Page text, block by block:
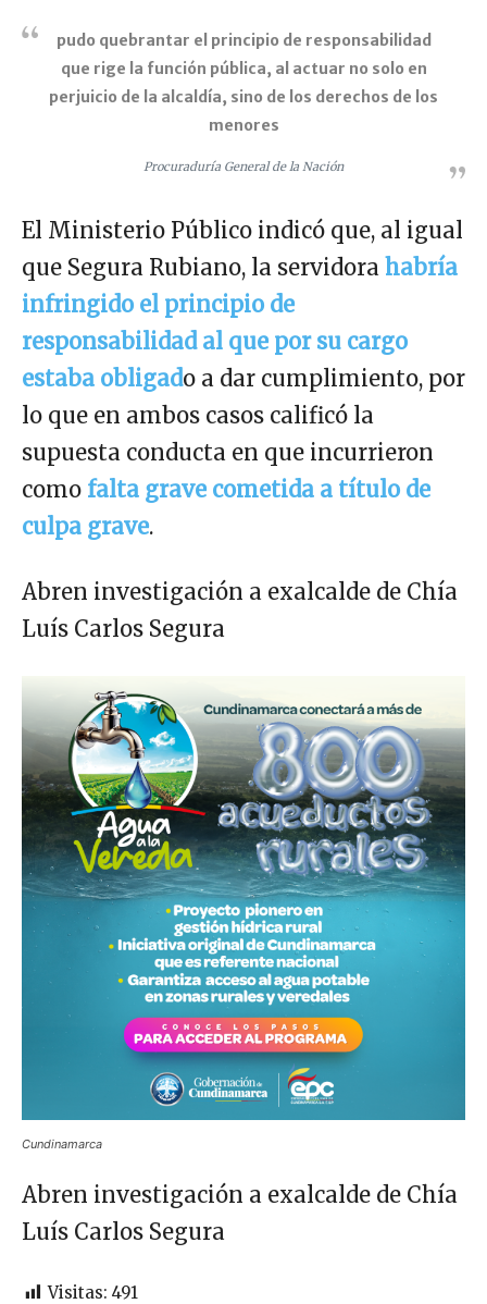
pudo quebrantar el principio de responsabilidad
que rige la función pública, al actuar no solo en
perjuicio de la alcaldía, sino de los derechos de los
menores
Procuraduría General de la Nación
El Ministerio Público indicó que, al igual
que Segura Rubiano, la servidora habría
infringido el principio de
responsabilidad al que por su cargo
estaba obligado a dar cumplimiento, por
lo que en ambos casos calificó la
supuesta conducta en que incurrieron
como falta grave cometida a título de
culpa grave.
Abren investigación a exalcalde de Chía
Luís Carlos Segura
Cundinamarca
Abren investigación a exalcalde de Chía
Luís Carlos Segura
Visitas: 491